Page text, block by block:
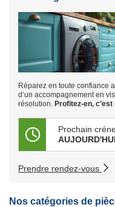
Réparez en toute confiance
d’un accompagnement en
résolution. Profitez-en,
Prochain
AUJOURD'HUI
Prendre rendez-vous
Nos catégories de